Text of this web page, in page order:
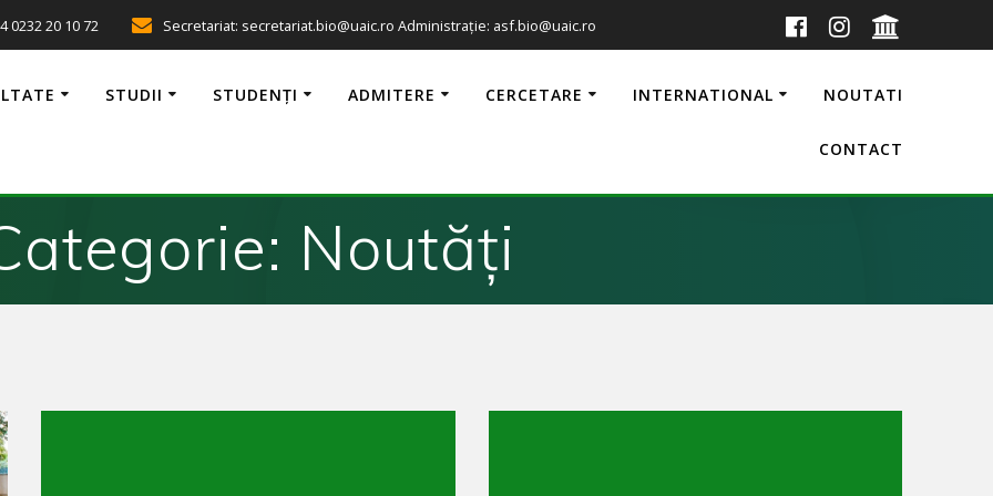
0232 20 10 72 Secretariat: secretariat.bio@uaic.ro Administrație: asf.bio@uaic.ro
STUDII STUDENȚI ADMITERE CERCETARE INTERNATIONAL NOUTATI
CONTACT
Noutăți